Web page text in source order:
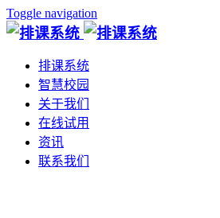
Toggle navigation
排课系统
智慧校园
关于我们
在线试用
资讯
联系我们